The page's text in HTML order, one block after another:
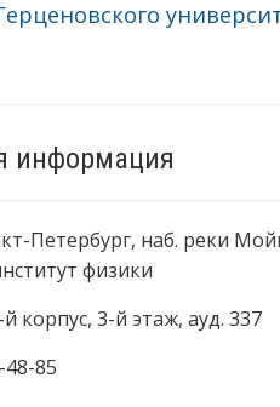
информация
Петербург, наб. реки
физики
корпус, 3-й этаж, ауд. 337
48-85